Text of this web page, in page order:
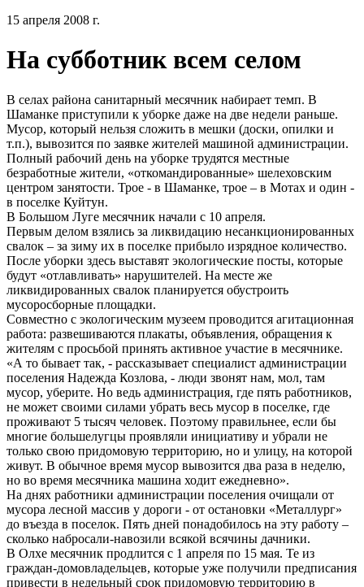
15 апреля 2008 г.
На субботник всем селом
В селах района санитарный месячник набирает темп. В
Шаманке приступили к уборке даже на две недели раньше.
Мусор, который нельзя сложить в мешки (доски, опилки и
т.п.), вывозится по заявке жителей машиной администрации.
Полный рабочий день на уборке трудятся местные
безработные жители, «откомандированные» шелеховским
центром занятости. Трое - в Шаманке, трое – в Мотах и один -
в поселке Куйтун.
В Большом Луге месячник начали с 10 апреля.
Первым делом взялись за ликвидацию несанкционированных
свалок – за зиму их в поселке прибыло изрядное количество.
После уборки здесь выставят экологические посты, которые
будут «отлавливать» нарушителей. На месте же
ликвидированных свалок планируется обустроить
мусоросборные площадки.
Совместно с экологическим музеем проводится агитационная
работа: развешиваются плакаты, объявления, обращения к
жителям с просьбой принять активное участие в месячнике.
«А то бывает так, - рассказывает специалист администрации
поселения Надежда Козлова, - люди звонят нам, мол, там
мусор, уберите. Но ведь администрация, где пять работников,
не может своими силами убрать весь мусор в поселке, где
проживают 5 тысяч человек. Поэтому правильнее, если бы
многие большелугцы проявляли инициативу и убрали не
только свою придомовую территорию, но и улицу, на которой
живут. В обычное время мусор вывозится два раза в неделю,
но во время месячника машина ходит ежедневно».
На днях работники администрации поселения очищали от
мусора лесной массив у дороги - от остановки «Металлург»
до въезда в поселок. Пять дней понадобилось на эту работу –
сколько набросали-навозили всякой всячины дачники.
В Олхе месячник продлится с 1 апреля по 15 мая. Те из
граждан-домовладельцев, которые уже получили предписания
привести в недельный срок придомовую территорию в